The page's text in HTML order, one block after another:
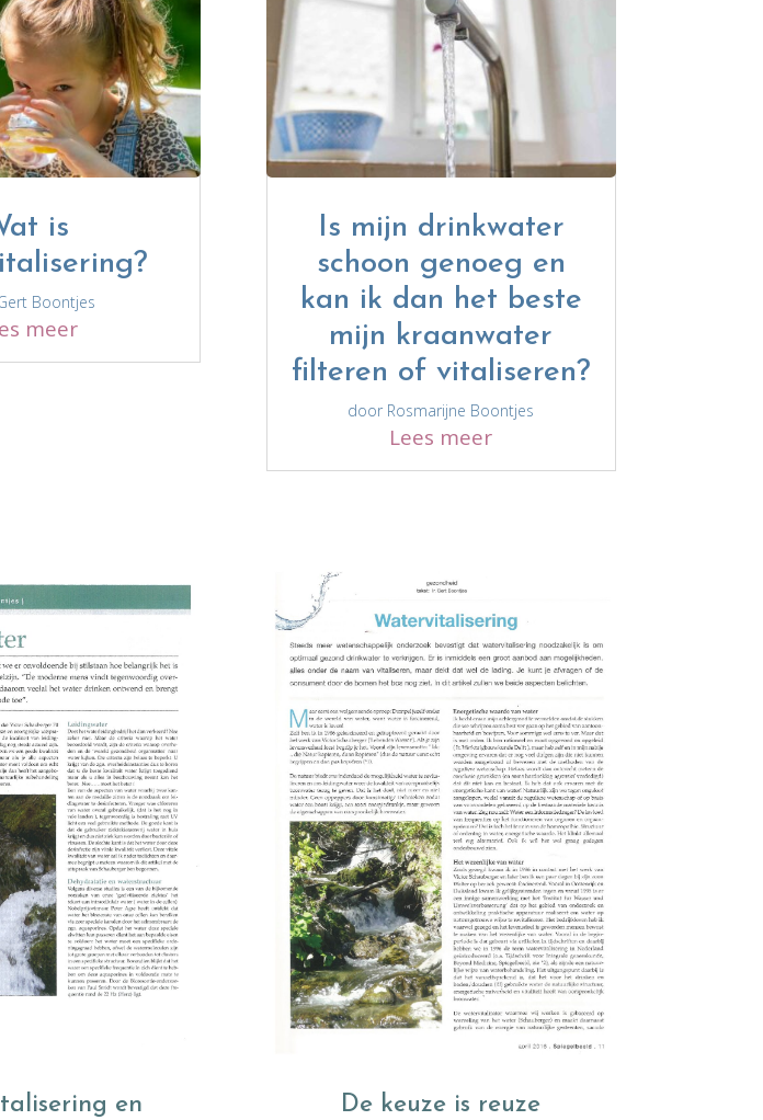
is
Boontjes
meer
Is mijn drinkwater
schoon genoeg en
kan ik dan het beste
mijn kraanwater
filteren of vitaliseren?
door Rosmarijne Boontjes
Lees meer
en
De keuze is reuze